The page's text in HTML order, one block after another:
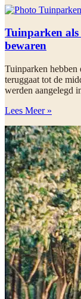
Tuinparken
bewaren
Tuinparken hebben
teruggaat tot de
werden aangelegd
Lees Meer »